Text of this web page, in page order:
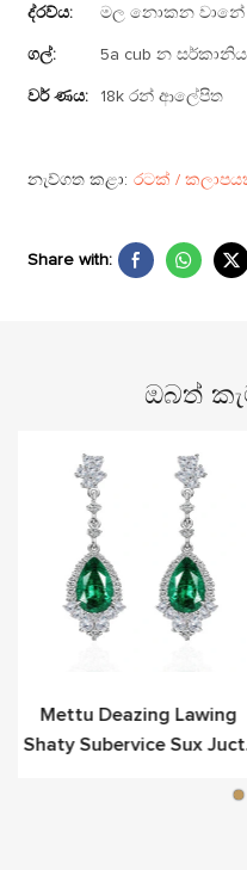
ද්රව්ය: මල නොකන වානේ
ගල්: 5a cub න
වර් ණය: 18k රන් ආලේපිත
නැව්ගත කළා: රටක් /
Share with:
ඔබත්
Mettu Deazing Lawing
Shaty Subervice Sux